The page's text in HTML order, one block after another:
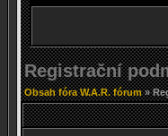
Registrační
Obsah fóra W.A.R. fórum»